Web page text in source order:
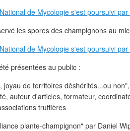
les spores des champignons au
présentées au public :
joyau de territoires déshérités...ou
auteur d'articles, formateur,
truffières
plante-champignon" par Daniel